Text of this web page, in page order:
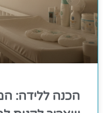
הכנה ללידה: